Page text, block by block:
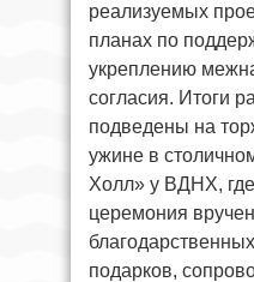
реализуемых
планах по
укреплению
согласия. Итоги
подведены на
ужине в
Холл» у ВДНХ,
церемония
подарков,